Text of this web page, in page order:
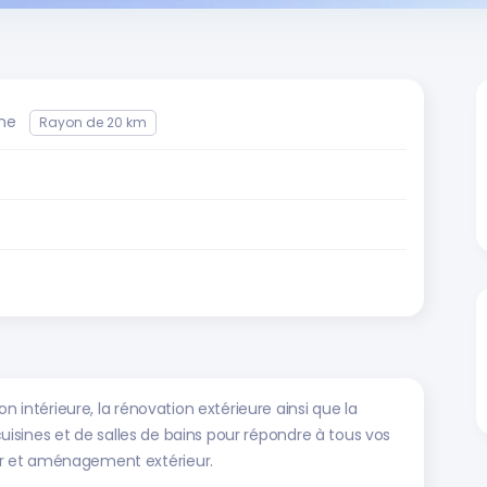
Rayon de 20 km
intérieure, la rénovation extérieure ainsi que la
et de salles de bains pour répondre à tous vos
et aménagement extérieur.